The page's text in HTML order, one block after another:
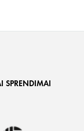
SPRENDIMAI